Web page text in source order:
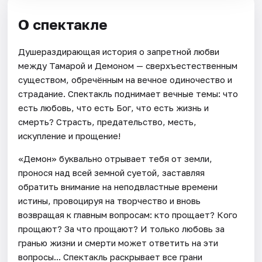
О спектакле
Душераздирающая история о запретной любви
между Тамарой и Демоном — сверхъестественным
существом, обречённым на вечное одиночество и
страдание. Спектакль поднимает вечные темы: что
есть любовь, что есть Бог, что есть жизнь и
смерть? Страсть, предательство, месть,
искупление и прощение!
«Демон» буквально отрывает тебя от земли,
пронося над всей земной суетой, заставляя
обратить внимание на неподвластные времени
истины, провоцируя на творчество и вновь
возвращая к главным вопросам: кто прощает? Кого
прощают? За что прощают? И только любовь за
гранью жизни и смерти может ответить на эти
вопросы... Спектакль раскрывает все грани